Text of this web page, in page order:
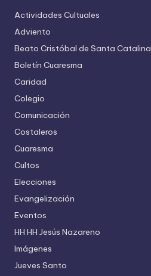
Actividades Cultuales
Adviento
Beato Cristóbal de Santa Catalina
Boletín Cuaresma
Caridad
Colegio
Comunicación
Costaleros
Cuaresma
Cultos
Elecciones
Evangelización
Eventos
HH HH Jesús Nazareno
Imágenes
Jueves Santo